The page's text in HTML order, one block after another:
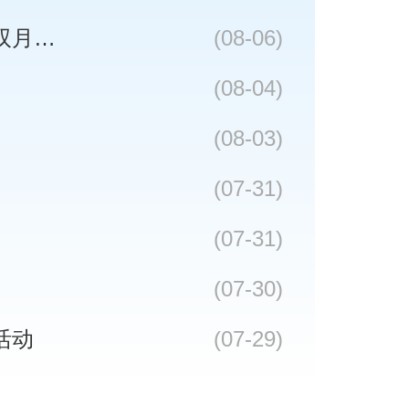
市政协开展“深耕文化‘两创’ 以墨班科技文化赋能县域引领城市建设”双月协商活动 (08-06)
(08-04)
(08-03)
(07-31)
(07-31)
(07-30)
动 (07-29)